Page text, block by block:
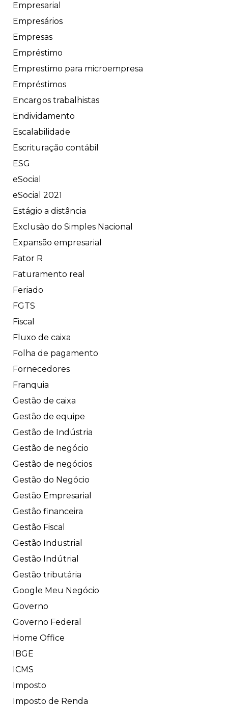
Empresarial
Empresários
Empresas
Empréstimo
Emprestimo para microempresa
Empréstimos
Encargos trabalhistas
Endividamento
Escalabilidade
Escrituração contábil
ESG
eSocial
eSocial 2021
Estágio a distância
Exclusão do Simples Nacional
Expansão empresarial
Fator R
Faturamento real
Feriado
FGTS
Fiscal
Fluxo de caixa
Folha de pagamento
Fornecedores
Franquia
Gestão de caixa
Gestão de equipe
Gestão de Indústria
Gestão de negócio
Gestão de negócios
Gestão do Negócio
Gestão Empresarial
Gestão financeira
Gestão Fiscal
Gestão Industrial
Gestão Indútrial
Gestão tributária
Google Meu Negócio
Governo
Governo Federal
Home Office
IBGE
ICMS
Imposto
Imposto de Renda